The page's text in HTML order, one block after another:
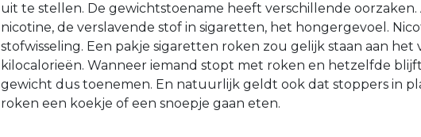
uit te stellen. De gewichtstoename heeft verschillende
nicotine, de verslavende stof in sigaretten, het hongergevoel.
stofwisseling. Een pakje sigaretten roken zou gelijk staan aan het
kilocalorieën. Wanneer iemand stopt met roken en hetzelfde
gewicht dus toenemen. En natuurlijk geldt ook dat stoppers in
roken een koekje of een snoepje gaan eten.